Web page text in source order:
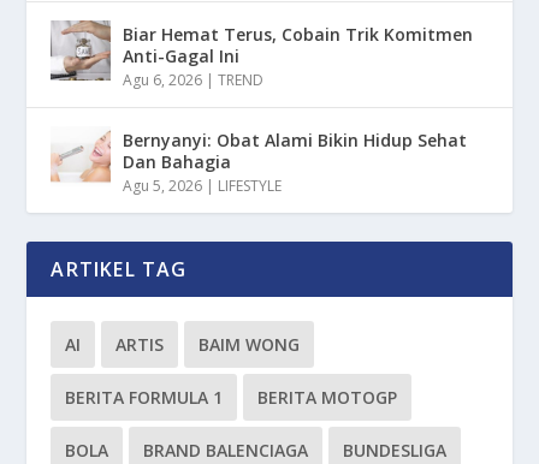
Biar Hemat Terus, Cobain Trik Komitmen
Anti-Gagal Ini
Agu 6, 2026 |TREND
Bernyanyi: Obat Alami Bikin Hidup Sehat
Dan Bahagia
Agu 5, 2026 | LIFESTYLE
ARTIKEL TAG
AI ARTIS BAIM WONG
BERITA FORMULA 1 BERITA MOTOGP
BOLA BRAND BALENCIAGA BUNDESLIGA